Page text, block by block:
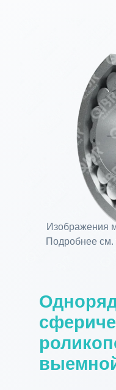
Изображения
Подробнее см.